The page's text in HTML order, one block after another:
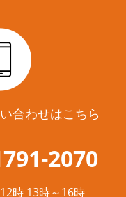
合わせはこちら
2070
時 13時～16時